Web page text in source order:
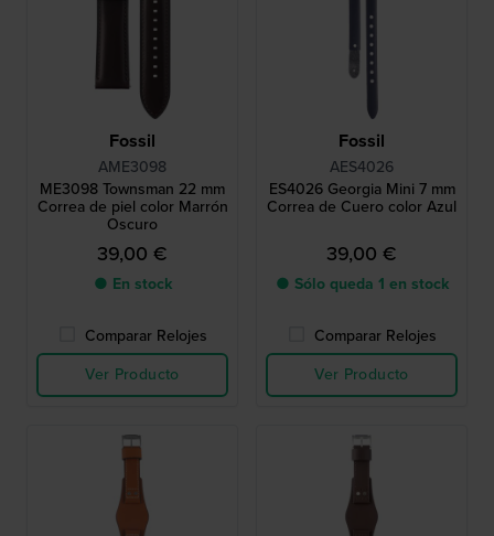
Fossil
AME3098
ME3098 Townsman 22 mm
Correa de piel color Marrón
Oscuro
39,00 €
● En stock
Comparar Relojes
Ver Producto
Fossil
AES4026
ES4026 Georgia Mini 7 mm
Correa de Cuero color Azul
39,00 €
● Sólo queda 1 en stock
Comparar Relojes
Ver Producto